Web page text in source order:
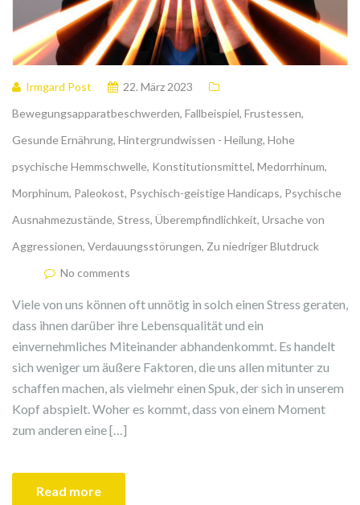
Irmgard Post
22. März 2023
Bewegungsapparatbeschwerden, Fallbeispiel, Frustessen,
Gesunde Ernährung, Hintergrundwissen - Heilung, Hohe
psychische Hemmschwelle, Konstitutionsmittel, Medorrhinum,
Morphinum, Paleokost, Psychisch-geistige Handicaps, Psychische
Ausnahmezustände, Stress, Überempfindlichkeit, Ursache von
Aggressionen, Verdauungsstörungen, Zu niedriger Blutdruck
No comments
Viele von uns können oft unnötig in solch einen Stress geraten,
dass ihnen darüber ihre Lebensqualität und ein
einvernehmliches Miteinander abhandenkommt. Es handelt
sich weniger um äußere Faktoren, die uns allen mitunter zu
schaffen machen, als vielmehr einen Spuk, der sich in unserem
Kopf abspielt. Woher es kommt, dass von einem Moment
zum anderen eine […]
Read more